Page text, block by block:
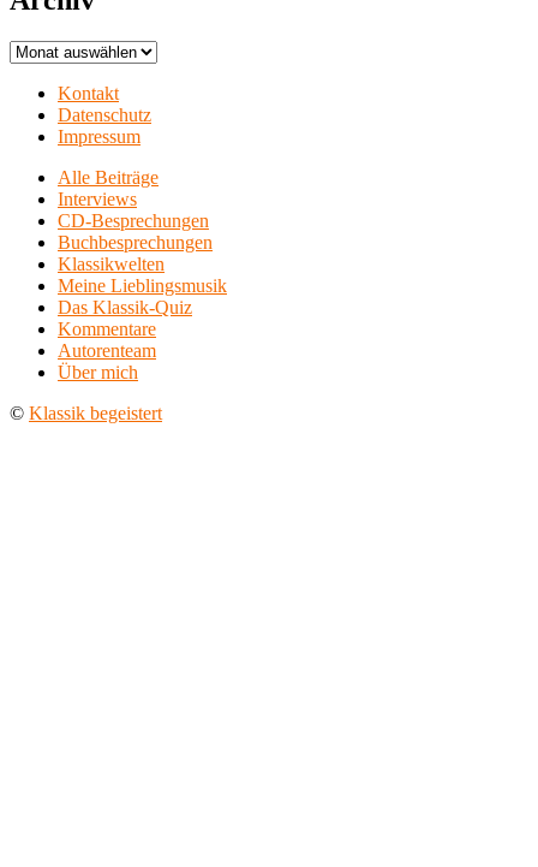
Archiv
Kontakt
Datenschutz
Impressum
Alle Beiträge
Interviews
CD-Besprechungen
Buchbesprechungen
Klassikwelten
Meine Lieblingsmusik
Das Klassik-Quiz
Kommentare
Autorenteam
Über mich
© Klassik begeistert